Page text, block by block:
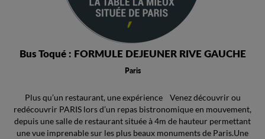
Bus Toqué : FORMULE DEJEUNER RIVE GAUCHE
Paris
Plus qu’un restaurant, une expérience Venez découvrir ou
redécouvrir PARIS lors d’un repas bistronomique en mouvement,
depuis une salle de restaurant située à 4m de hauteur permettant
une vue imprenable sur les plus beaux monuments de Paris.Une